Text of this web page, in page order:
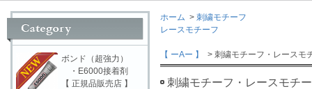
ホーム > 刺繍モチーフ
レースモチーフ
【 ーAー 】 > 刺繍モチーフ・レースモ
刺繍モチーフ・レースモチ
ボンド（超強力）
・E6000接着剤
【 正規品販売店 】